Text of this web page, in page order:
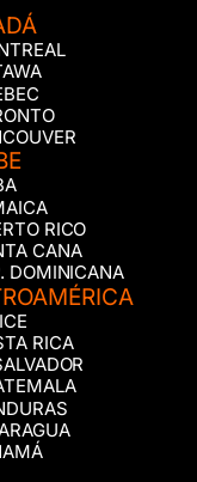
RICO
CANA
DOMINICANA
RICA